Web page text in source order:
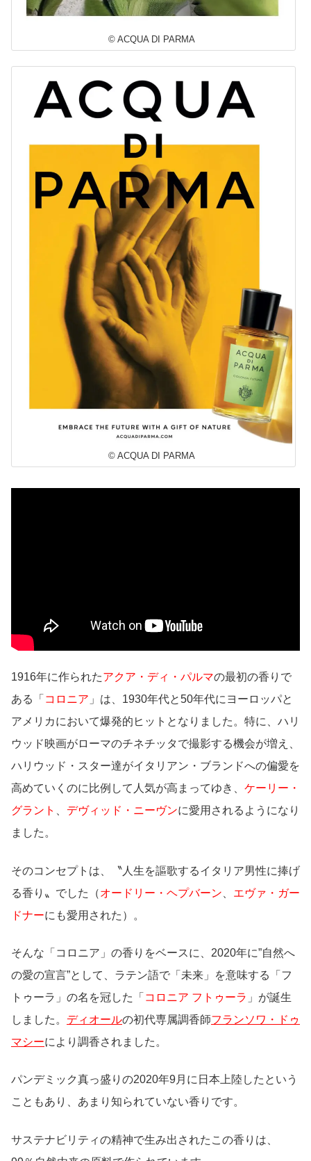
© ACQUA DI PARMA
© ACQUA DI PARMA
1916年に作られたアクア・ディ・パルマの最初の香りで
ある「 コロニア 」は、1930年代と50年代にヨーロッパと
アメリカにおいて爆発的ヒットとなりました。特に、ハリ
ウッド映画がローマのチネチッタで撮影する機会が増え、
ハリウッド・スター達がイタリアン・ブランドへの偏愛を
高めていくのに比例して人気が高まってゆき、 ケーリー・
グラント
デヴィッド・ニーヴンに愛用されるようになり
ました。
そのコンセプトは、〝人生を謳歌するイタリア男性に捧げ
る香り〟でした（オードリー・ヘプバーン
エヴァ・ガー
ドナーにも愛用された）。
そんな「コロニア」の香りをベースに、2020年に”自然へ
の愛の宣言”として、ラテン語で「未来」を意味する「フ
トゥーラ」の名を冠した「 コロニア フトゥーラ 」が誕生
しました。 ディオールの初代専属調香師フランソワ・ドゥ
マシーにより調香されました。
パンデミック真っ盛りの2020年9月に日本上陸したという
こともあり、あまり知られていない香りです。
サステナビリティの精神で生み出されたこの香りは、